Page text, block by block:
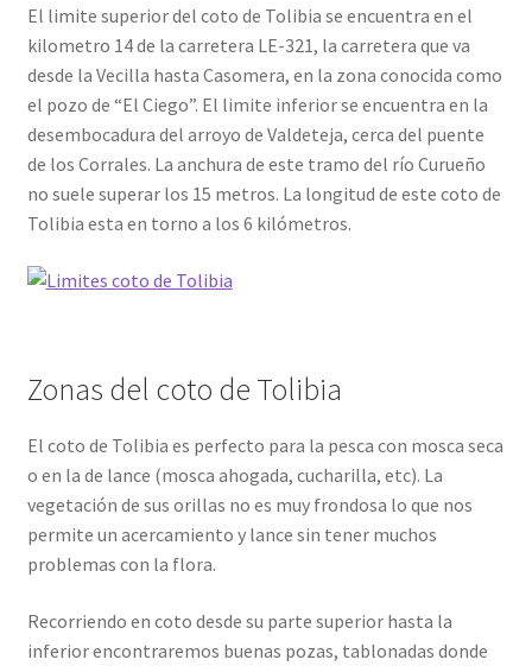
El limite superior del coto de Tolibia se encuentra en el
kilometro 14 de la carretera LE-321, la carretera que va
desde la Vecilla hasta Casomera, en la zona conocida como
el pozo de “El Ciego”. El limite inferior se encuentra en la
desembocadura del arroyo de Valdeteja, cerca del puente
de los Corrales. La anchura de este tramo del río Curueño
no suele superar los 15 metros. La longitud de este coto de
Tolibia esta en torno a los 6 kilómetros.
Zonas del coto de Tolibia
El coto de Tolibia es perfecto para la pesca con mosca seca
o en la de lance (mosca ahogada, cucharilla, etc). La
vegetación de sus orillas no es muy frondosa lo que nos
permite un acercamiento y lance sin tener muchos
problemas con la flora.
Recorriendo en coto desde su parte superior hasta la
inferior encontraremos buenas pozas, tablonadas donde